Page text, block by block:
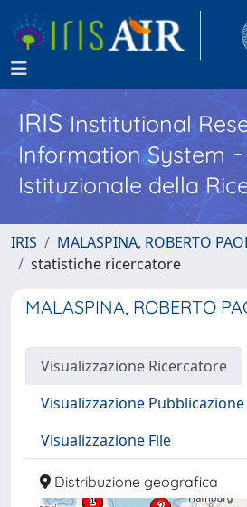
IRISInstitutional
Information System
Istituzionale della
IRIS
MALASPINA, ROBERTO
statistiche ricercatore
MALASPINA, ROBERTO
Visualizzazione Ricercatore
Visualizzazione Pubblicazione
Visualizzazione File
Distribuzione geografica